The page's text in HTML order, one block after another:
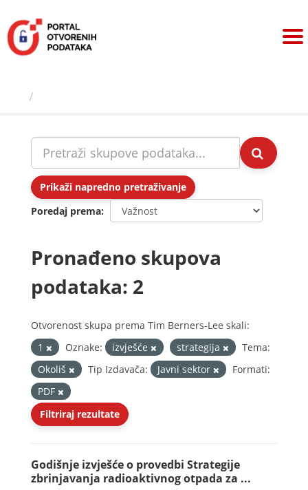
sadržaj
Prikaži napredno pretraživanje
Poredaj prema
Pronađeno skupova
podataka: 2
Otvorenost skupa prema Tim Berners-Lee skali:
1
Oznake: izvješće strategija
Tema:
Okoliš
Tip Izdavača: Javni sektor
Formati:
PDF
Filtriraj rezultate
Godišnje izvješće o provedbi Strategije
zbrinjavanja radioaktivnog otpada za ...